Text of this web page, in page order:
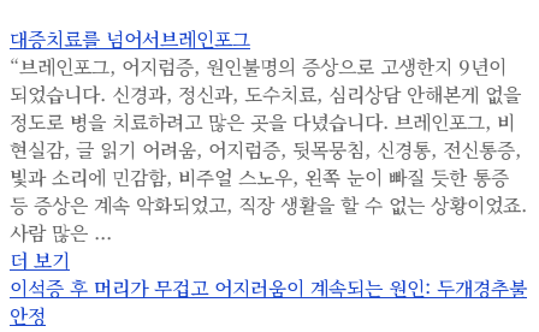
대증치료를 넘어서브레인포그
“​브레인포그, 어지럼증, 원인불명의 증상으로 고생한지 9년이
되었습니다. 신경과, 정신과, 도수치료, 심리상담 안해본게 없을
정도로 병을 치료하려고 많은 곳을 다녔습니다. 브레인포그, 비
현실감, 글 읽기 어려움, 어지럼증, 뒷목뭉침, 신경통, 전신통증,
빛과 소리에 민감함, 비주얼 스노우, 왼쪽 눈이 빠질 듯한 통증
등 증상은 계속 악화되었고, 직장 생활을 할 수 없는 상황이었죠.
사람 많은 ...
더 보기
이석증 후 머리가 무겁고 어지러움이 계속되는 원인: 두개경추불
안정